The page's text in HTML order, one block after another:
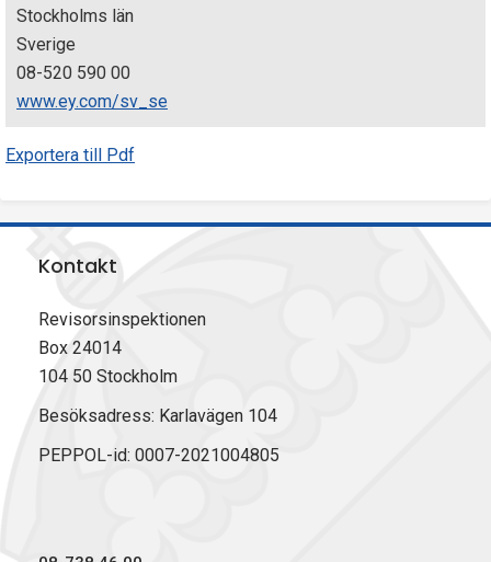
Stockholms län
Sverige
08-520 590 00
www.ey.com/sv_se
Exportera till Pdf
Kontakt
Revisorsinspektionen
Box 24014
104 50 Stockholm
Besöksadress: Karlavägen 104
PEPPOL-id: 0007-2021004805